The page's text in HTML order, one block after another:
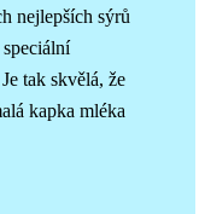
nejlepších sýrů
tak skvělá, že
kapka mléka